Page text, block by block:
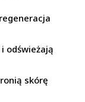
odświeżają
skórę